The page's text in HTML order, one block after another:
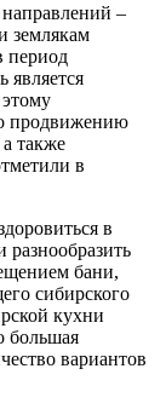
–
землякам
период
является
продвижению
также
в
в
разнообразить
бани,
сибирского
кухни
большая
вариантов